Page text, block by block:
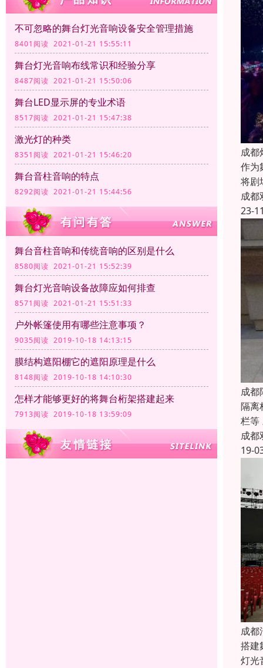
不可忽略的舞台灯光音响设备安全管理措施
8401阅读 2021-01-21 15:55:11
舞台灯光音响布线常识和经验分享
8487阅读 2021-01-21 15:50:06
舞台LED显示屏的专业术语
8517阅读 2021-01-21 15:47:38
激光灯的种类
8351阅读 2021-01-21 15:46:20
舞台音柱音响的特点
8292阅读 2021-01-21 15:44:56
舞台音柱音响和传统音响的区别是什么
8580阅读 2021-01-21 15:52:39
舞台灯光音响设备故障应如何排查
8571阅读 2021-01-21 15:51:33
户外帐篷使用有哪些注意事项？
9035阅读 2019-10-18 14:13:15
膜结构遮阳棚它的遮阳原理是什么
8148阅读 2019-10-18 14:10:30
怎样才能够更好的将舞台桁架搭建起来
7913阅读 2019-10-18 13:59:09
成都
作为
将剧
成都
23-
成都
隔离
栏等
成都
19-
成都
搭建
灯光